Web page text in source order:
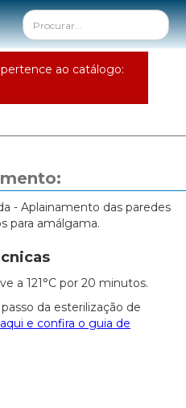
ao catálogo:
- Aplainamento das paredes
para amálgama.
a 121°C por 20 minutos.
da esterilização de
e confira o guia de